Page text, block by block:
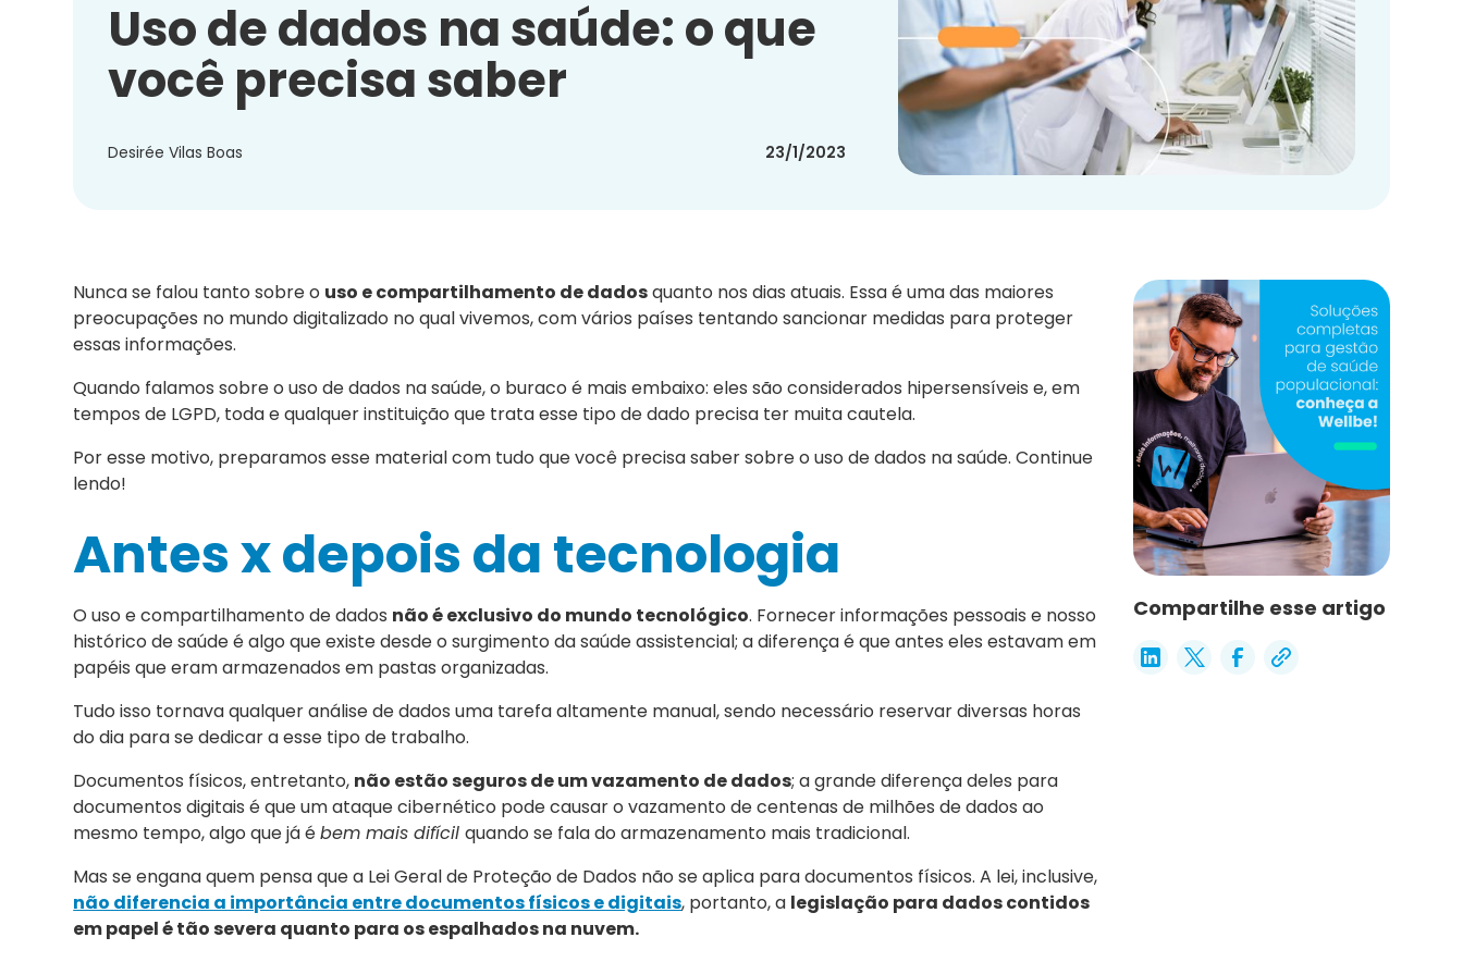
Uso de dados na saúde: o que
você precisa saber
Desirée Vilas Boas 23/1/2023
Nunca se falou tanto sobre o uso e compartilhamento de dadosquanto nos dias atuais. Essa é uma das maiores
preocupações no mundo digitalizado no qual vivemos, com vários países tentando sancionar medidas para proteger
essas informações.
Quando falamos sobre o uso de dados na saúde, o buraco é mais embaixo: eles são considerados hipersensíveis e, em
tempos de LGPD, toda e qualquer instituição que trata esse tipo de dado precisa ter muita cautela.
Por esse motivo, preparamos esse material com tudo que você precisa saber sobre o uso de dados na saúde. Continue
lendo!
Antes x depois da tecnologia
O uso e compartilhamento de dados não é exclusivo do mundo tecnológico. Fornecer informações pessoais e nosso
histórico de saúde é algo que existe desde o surgimento da saúde assistencial; a diferença é que antes eles estavam em
papéis que eram armazenados em pastas organizadas.
Tudo isso tornava qualquer análise de dados uma tarefa altamente manual, sendo necessário reservar diversas horas
do dia para se dedicar a esse tipo de trabalho.
Documentos físicos, entretanto, não estão seguros de um vazamento de dados; a grande diferença deles para
documentos digitais é que um ataque cibernético pode causar o vazamento de centenas de milhões de dados ao
mesmo tempo, algo que já ébem mais difícilquando se fala do armazenamento mais tradicional.
Mas se engana quem pensa que a Lei Geral de Proteção de Dados não se aplica para documentos físicos. A lei, inclusive,
não diferencia a importância entre documentos físicos e digitais, portanto, a legislação para dados contidos
em papel é tão severa quanto para os espalhados na nuvem.
Compartilhe esse artigo